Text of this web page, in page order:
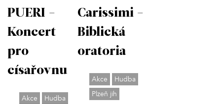
PUERI -
Koncert
pro
císařovnu
Akce
Hudba
Carissimi -
Biblická
oratoria
Akce
Hudba
Plzeň jih